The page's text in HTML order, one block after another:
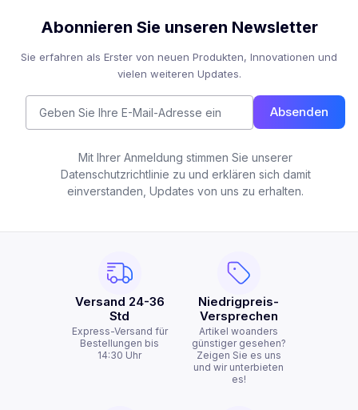
Abonnieren Sie unseren Newsletter
Sie erfahren als Erster von neuen Produkten, Innovationen und
vielen weiteren Updates.
Absenden
Mit Ihrer Anmeldung stimmen Sie unserer
Datenschutzrichtlinie zu und erklären sich damit
einverstanden, Updates von uns zu erhalten.
Versand 24-36
Std
Express-Versand für
Bestellungen bis
14:30 Uhr
Niedrigpreis-
Versprechen
Artikel woanders
günstiger gesehen?
Zeigen Sie es uns
und wir unterbieten
es!